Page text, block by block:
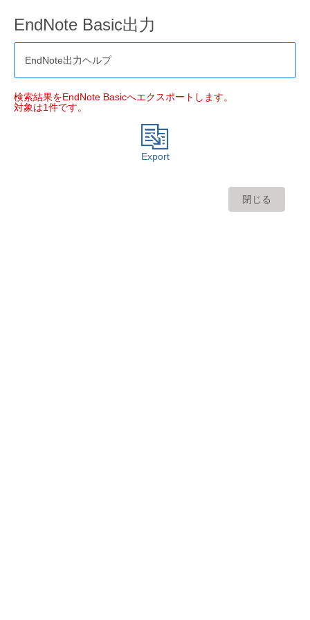
EndNote Basic出力
EndNote出力ヘルプ
検索結果をEndNote Basicへエクスポートします。
対象は1件です。
Export